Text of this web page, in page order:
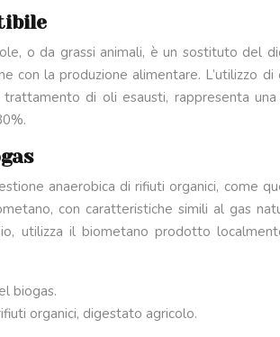
o da grassi animali, è un sostituto del
con la produzione alimentare. L’utilizzo
di oli esausti, rappresenta
anaerobica di rifiuti organici, come
con caratteristiche simili al gas
utilizza il biometano prodotto
biogas.
organici, digestato agricolo.